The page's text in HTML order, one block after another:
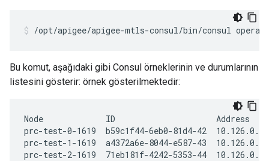
/opt/apigee/apigee-mtls-consul/bin/consul
Bu komut, aşağıdaki gibi Consul örneklerinin ve durumlarının
listesini gösterir: örnek gösterilmektedir:
Node             ID                     Address
prc-test-0-1619  b59c1f44-6eb0-81d4-42
prc-test-1-1619  a4372a6e-8044-e587-43
prc-test-2-1619  71eb181f-4242-5353-44